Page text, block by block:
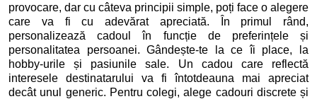
provocare, dar cu câteva principii simple, poți face o alegere
care va fi cu adevărat apreciată. În primul rând,
personalizează cadoul în funcție de preferințele și
personalitatea persoanei. Gândește-te la ce îi place, la
hobby-urile și pasiunile sale. Un cadou care reflectă
interesele destinatarului va fi întotdeauna mai apreciat
decât unul generic. Pentru colegi, alege cadouri discrete și